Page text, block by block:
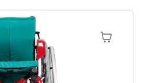
Přidat Do